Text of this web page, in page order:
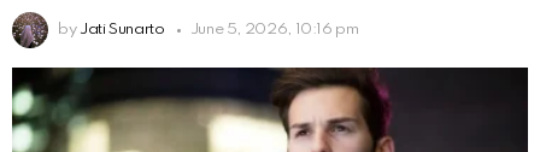
by Jati Sunarto June 5, 2026, 10:16 pm